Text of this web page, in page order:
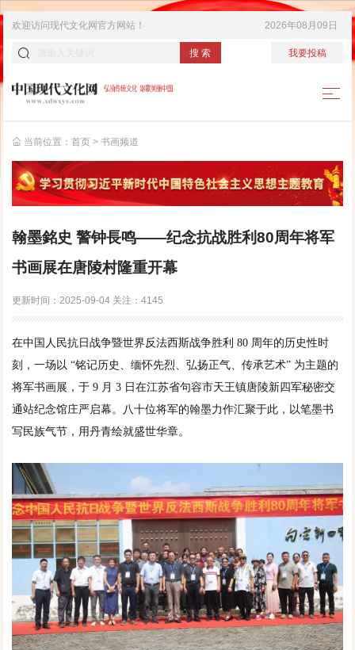
欢迎访问现代文化网官方网站！ 2026年08月09日
搜 索 我要投稿
当前位置：首页 >书画频道
翰墨銘史 警钟長鸣——纪念抗战胜利80周年将军
书画展在唐陵村隆重开幕
更新时间： 2025-09-04关注： 4145
在中国人民抗日战争暨世界反法西斯战争胜利 80 周年的历史性时
刻，一场以 “铭记历史、缅怀先烈、弘扬正气、传承艺术” 为主题的
将军书画展，于 9 月 3 日在江苏省句容市天王镇唐陵新四军秘密交
通站纪念馆庄严启幕。八十位将军的翰墨力作汇聚于此，以笔墨书
写民族气节，用丹青绘就盛世华章。